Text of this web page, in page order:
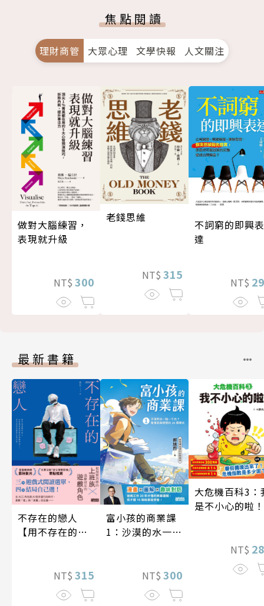
焦點閱讀
理財商管 大眾心理 文學快報 人文關注
做對大腦練習，
表現就升級
NT$ 300
老錢思維
NT$ 315
不詞窮的即興表
達
NT$
最新書籍
不存在的戀人
【用不存在的
NT$ 315
富小孩的商業課
1：沙漠的水一瓶
NT$ 300
大危機百科3：
是不小心的啦！
NT$